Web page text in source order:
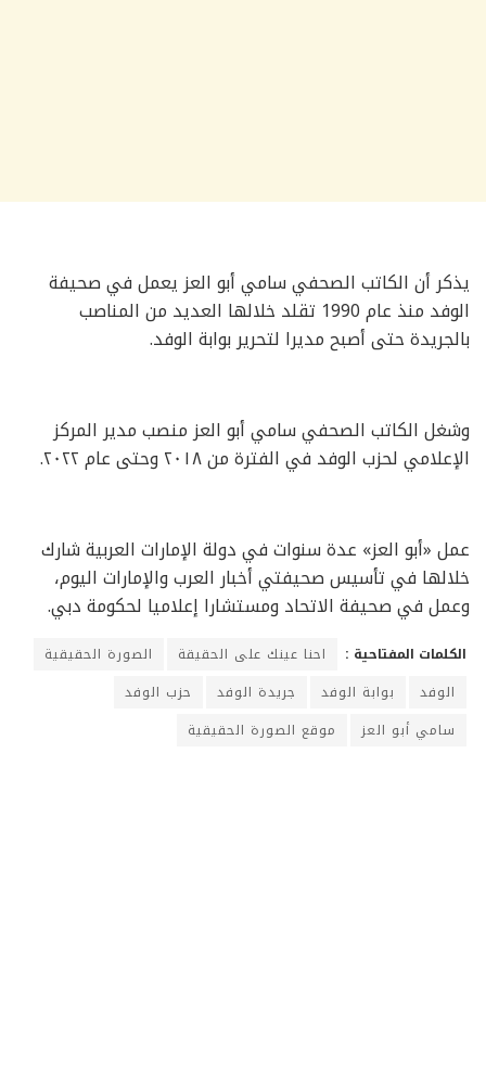
يذكر أن الكاتب الصحفي سامي أبو العز يعمل في صحيفة
الوفد منذ عام 1990 تقلد خلالها العديد من المناصب
بالجريدة حتى أصبح مديرا لتحرير بوابة الوفد.
وشغل الكاتب الصحفي سامي أبو العز منصب مدير المركز
الإعلامي لحزب الوفد في الفترة من ٢٠١٨ وحتى عام ٢٠٢٢.
عمل «أبو العز» عدة سنوات في دولة الإمارات العربية شارك
خلالها في تأسيس صحيفتي أخبار العرب والإمارات اليوم،
وعمل في صحيفة الاتحاد ومستشارا إعلاميا لحكومة دبي.
الكلمات المفتاحية : احنا عينك على الحقيقة
الصورة الحقيقية
الوفد
بوابة الوفد جريدة الوفد
حزب الوفد
سامي أبو العز
موقع الصورة الحقيقية